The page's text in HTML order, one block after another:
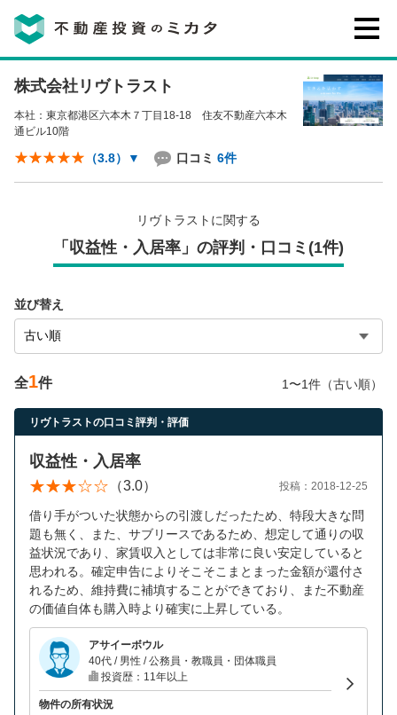
不動産投資のミカタとは
お客様の声
ご質問・ご予約 電話する
株式会社リヴトラスト
本社：東京都港区六本木７丁目18-18 住友不動産六本木
通ビル10階
（3.8） ▼ 口コミ 6件
リヴトラストに関する
「収益性・入居率」の評判・口コミ(1件)
並び替え
全1件 1〜1件（古い順）
リヴトラストの口コミ評判・評価
収益性・入居率
（3.0） 投稿：2018-12-25
借り手がついた状態からの引渡しだったため、特段大きな問
題も無く、また、サブリースであるため、想定して通りの収
益状況であり、家賃収入としては非常に良い安定していると
思われる。確定申告によりそこそこまとまった金額が還付さ
れるため、維持費に補填することができており、また不動産
の価値自体も購入時より確実に上昇している。
アサイーボウル
40代 / 男性 / 公務員・教職員・団体職員
投資歴：11年以上
物件の所有状況